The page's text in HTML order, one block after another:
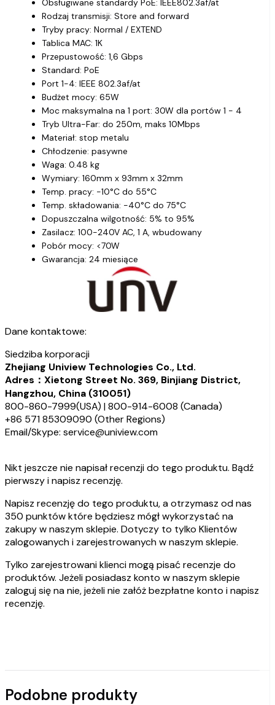
Obsługiwane standardy PoE: IEEE802.3af/at
Rodzaj transmisji: Store and forward
Tryby pracy: Normal / EXTEND
Tablica MAC: 1K
Przepustowość: 1,6 Gbps
Standard: PoE
Port 1-4: IEEE 802.3af/at
Budżet mocy: 65W
Moc maksymalna na 1 port: 30W dla portów 1 - 4
Tryb Ultra-Far: do 250m, maks 10Mbps
Materiał: stop metalu
Chłodzenie: pasywne
Waga: 0.48 kg
Wymiary: 160mm x 93mm x 32mm
Temp. pracy: -10°C do 55°C
Temp. składowania: -40°C do 75°C
Dopuszczalna wilgotność: 5% to 95%
Zasilacz: 100-240V AC, 1 A, wbudowany
Pobór mocy: <70W
Gwarancja: 24 miesiące
Dane kontaktowe:
Siedziba korporacji
Zhejiang Uniview Technologies Co., Ltd.
Adres：Xietong Street No. 369, Binjiang District,
Hangzhou, China (310051)
800-860-7999(USA) | 800-914-6008 (Canada)
+86 571 85309090 (Other Regions)
Email/Skype: service@uniview.com
Nikt jeszcze nie napisał recenzji do tego produktu. Bądź
pierwszy i napisz recenzję.
Napisz recenzję do tego produktu, a otrzymasz od nas
350 punktów które będziesz mógł wykorzystać na
zakupy w naszym sklepie. Dotyczy to tylko Klientów
zalogowanych i zarejestrowanych w naszym sklepie.
Tylko zarejestrowani klienci mogą pisać recenzje do
produktów. Jeżeli posiadasz konto w naszym sklepie
zaloguj się na nie, jeżeli nie załóż bezpłatne konto i napisz
recenzję.
Podobne produkty